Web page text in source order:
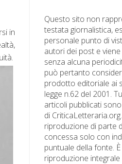
in
Questo sito non
testata giornalistica,
personale punto di
autori dei post e
senza alcuna
può pertanto
prodotto editoriale ai
legge n.62 del 2001.
articoli pubblicati
di
riproduzione di parte
concessa solo con
puntuale della fonte.
riproduzione integrale